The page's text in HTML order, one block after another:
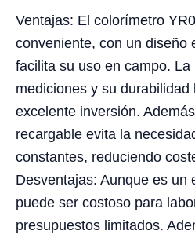
Ventajas: El colorímetro
conveniente, con un diseño
facilita su uso en campo.
mediciones y su
excelente inversión.
recargable evita la
constantes, reduciendo
Desventajas: Aunque es un
puede ser costoso para
presupuestos limitados.